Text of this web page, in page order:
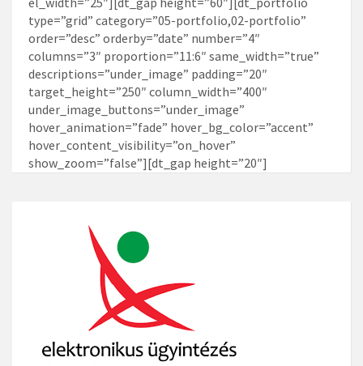
type=”grid” category=”05-portfolio,02-portfolio”
order=”desc” orderby=”date” number=”4″
columns=”3″ proportion=”11:6″ same_width=”true”
descriptions=”under_image” padding=”20″
target_height=”250″ column_width=”400″
under_image_buttons=”under_image”
hover_animation=”fade” hover_bg_color=”accent”
hover_content_visibility=”on_hover”
show_zoom=”false”][dt_gap height=”20″]